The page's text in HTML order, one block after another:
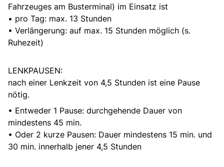
Fahrzeuges am Busterminal) im Einsatz ist
• pro Tag: max. 13 Stunden
• Verlängerung: auf max. 15 Stunden möglich (s.
Ruhezeit)
LENKPAUSEN:
nach einer Lenkzeit von 4,5 Stunden ist eine Pause
nötig.
• Entweder 1 Pause: durchgehende Dauer von
mindestens 45 min.
• Oder 2 kurze Pausen: Dauer mindestens 15 min. und
30 min. innerhalb jener 4,5 Stunden